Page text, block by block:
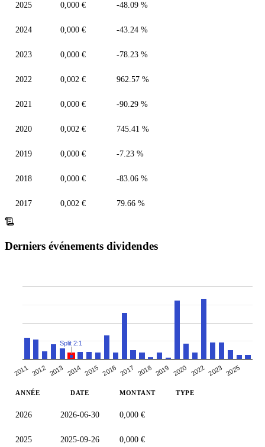
2025 0,000 € -48.09 %
2024 0,000 € -43.24 %
2023 0,000 € -78.23 %
2022 0,002 € 962.57 %
2021 0,000 € -90.29 %
2020 0,002 € 745.41 %
2019 0,000 € -7.23 %
2018 0,000 € -83.06 %
2017 0,002 € 79.66 %
Derniers événements dividendes
2011 2012 2013 2014 2015 2016 2017 2018 2019 2020 2022 2023 2025
Split 2:1
ANNÉE DATE MONTANT TYPE
2026 2026-06-30 0,000 €
2025 2025-09-26 0,000 €